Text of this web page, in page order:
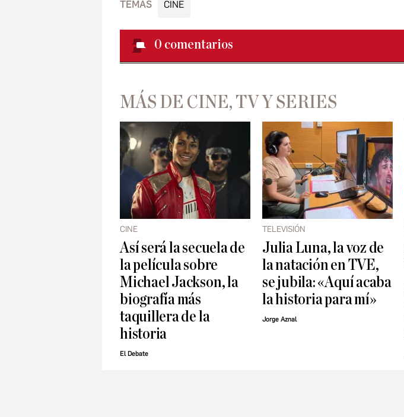
TEMAS CINE
0 comentarios
MÁS DE CINE, TV Y SERIES
CINE
Así será la secuela de
la película sobre
Michael Jackson, la
biografía más
taquillera de la
historia
El Debate
TELEVISIÓN
Julia Luna, la voz de
la natación en TVE,
se jubila: «Aquí acaba
la historia para mí»
Jorge Aznal